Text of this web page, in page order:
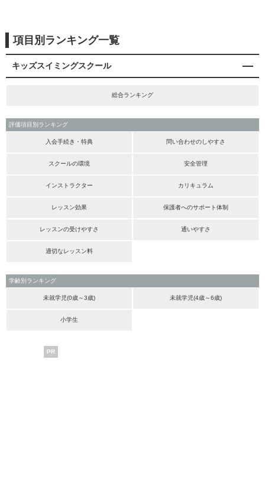
項目別ランキング一覧
キッズスイミングスクール
総合ランキング
評価項目別ランキング
入会手続き・特典 問い合わせのしやすさ
スクールの環境 安全管理
インストラクター カリキュラム
レッスン効果 保護者へのサポート体制
レッスンの受けやすさ 通いやすさ
適切なレッスン料
学齢別ランキング
未就学児(0歳～3歳) 未就学児(4歳～6歳)
小学生
PR